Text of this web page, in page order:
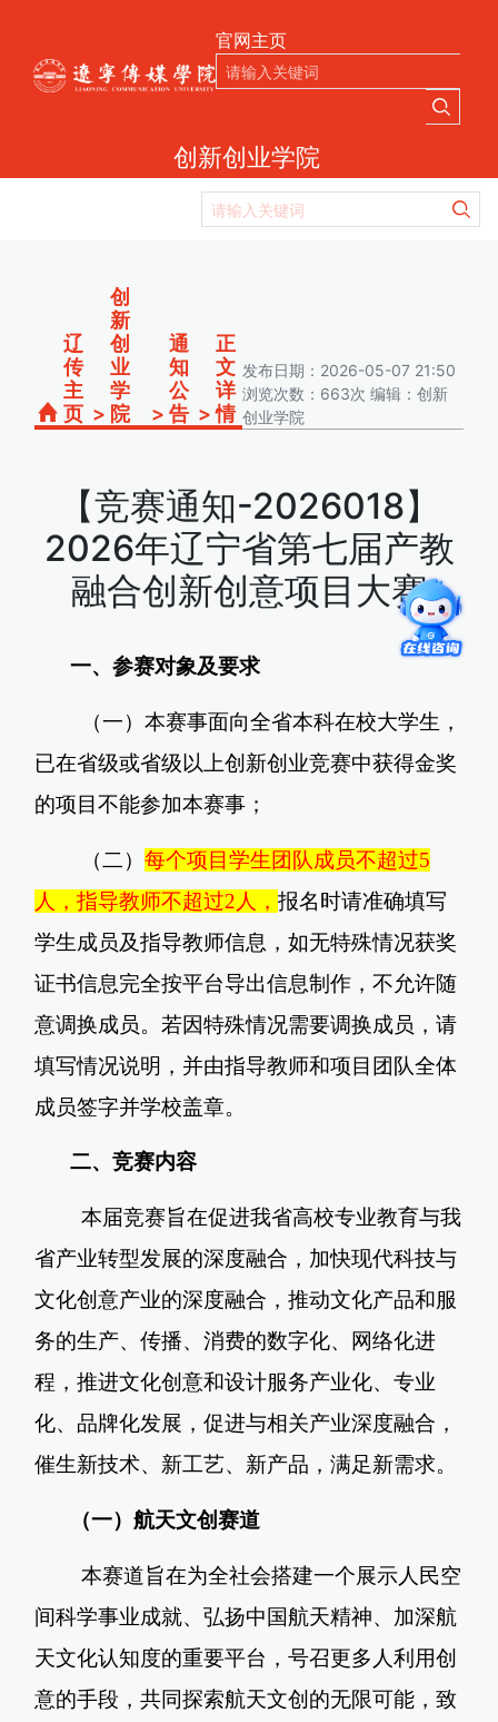
官网主页
创新创业学院
辽
传
主
页 >
创
新
创
业
学
院
>
通
知
公
告 >
正
文
详
情
发布日期：2026-05-07 21:50
浏览次数：663次 编辑：创新
创业学院
【竞赛通知-2026018】
2026年辽宁省第七届产教
融合创新创意项目大赛
一、参赛对象及要求
（一）本赛事面向全省本科在校大学生，
已在省级或省级以上创新创业竞赛中获得金奖
的项目不能参加本赛事；
（二） 每个项目学生团队成员不超过5
人，指导教师不超过2人， 报名时请准确填写
学生成员及指导教师信息，如无特殊情况获奖
证书信息完全按平台导出信息制作，不允许随
意调换成员。若因特殊情况需要调换成员，请
填写情况说明，并由指导教师和项目团队全体
成员签字并学校盖章。
二、竞赛内容
本届竞赛旨在促进我省高校专业教育与我
省产业转型发展的深度融合，加快现代科技与
文化创意产业的深度融合，推动文化产品和服
务的生产、传播、消费的数字化、网络化进
程，推进文化创意和设计服务产业化、专业
化、品牌化发展，促进与相关产业深度融合，
催生新技术、新工艺、新产品，满足新需求。
（一）航天文创赛道
本赛道旨在为全社会搭建一个展示人民空
间科学事业成就、弘扬中国航天精神、加深航
天文化认知度的重要平台，号召更多人利用创
意的手段，共同探索航天文创的无限可能，致